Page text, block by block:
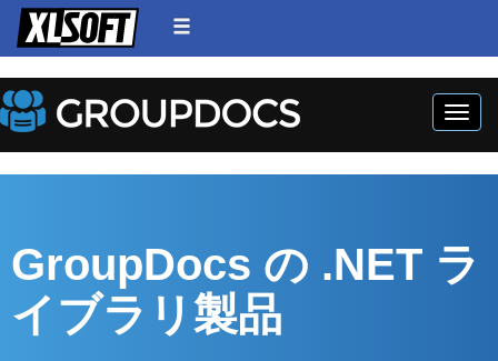
GroupDocs の .NET ラ
イブラリ製品